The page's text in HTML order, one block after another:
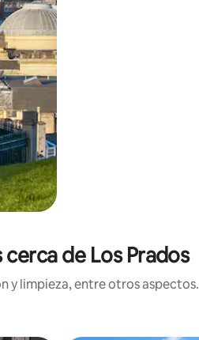
de Los Prados
y limpieza, entre otros aspectos.